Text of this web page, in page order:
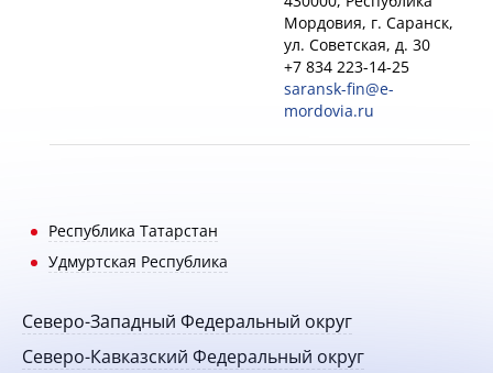
Мордовия, г. Саранск,
ул. Советская, д. 30
+7 834 223-14-25
saransk-fin@e-
mordovia.ru
Республика Татарстан
Удмуртская Республика
Северо-Западный Федеральный округ
Северо-Кавказский Федеральный округ